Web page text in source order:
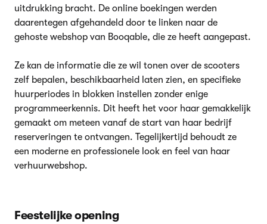
uitdrukking bracht. De online boekingen werden
daarentegen afgehandeld door te linken naar de
gehoste webshop van Booqable, die ze heeft aangepast.
Ze kan de informatie die ze wil tonen over de scooters
zelf bepalen, beschikbaarheid laten zien, en specifieke
huurperiodes in blokken instellen zonder enige
programmeerkennis. Dit heeft het voor haar gemakkelijk
gemaakt om meteen vanaf de start van haar bedrijf
reserveringen te ontvangen. Tegelijkertijd behoudt ze
een moderne en professionele look en feel van haar
verhuurwebshop.
Feestelijke opening